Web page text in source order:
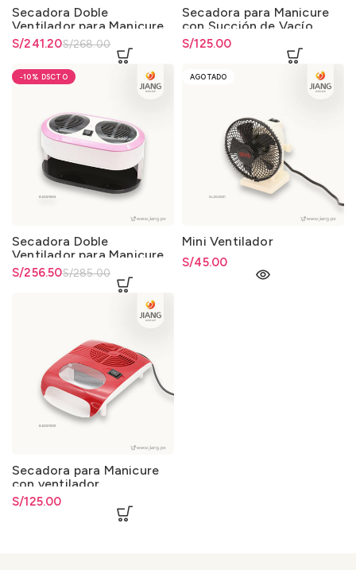
Secadora Doble
Ventilador para Manicure
S/268.00
El precio original era:
S/241.20
El precio actual es: S/241.20.
Secadora para Manicure
con Succión de Vacío
S/125.00
-10%
Secadora Doble
Ventilador para Manicure
Carcasa Moldeada
S/285.00
El precio original era:
S/256.50
El precio actual es: S/256.50.
AGOTADO
Mini Ventilador
S/45.00
Secadora para Manicure
con ventilador
S/125.00